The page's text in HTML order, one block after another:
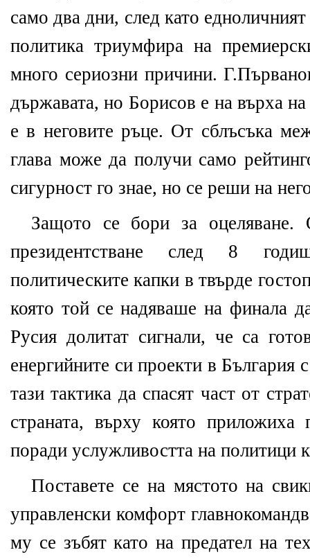
само два дни, след като
политика триумфира на
много сериозни причини.
държавата, но Борисов е на върха на
е в неговите ръце. От сблъсъка
глава може да получи само
сигурност го знае, но се реши на
Защото се бори за оцеляване.
президентстване след 8
политическите капки в твърде
която той се надяваше на финала
Русия долитат сигнали, че са
енергийните си проекти в България
тази тактика да спасят част от
страната, върху която приложиха
поради услужливостта на политици
Поставете се на мястото на
управленски комфорт
му се зъбят като на предател на